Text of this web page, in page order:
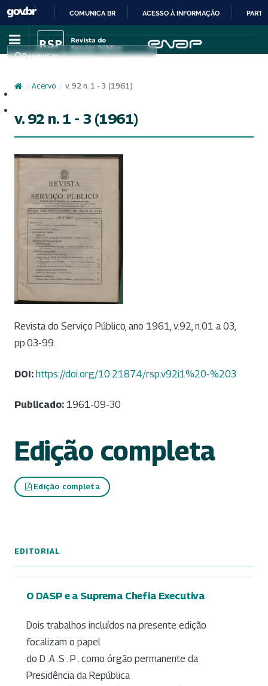
IR
PARA
COMUNICA BR ACESSO À INFORMAÇÃO
Pesquisar
/ Acervo / v. 92 n. 1 - 3 (1961)
v. 92 n. 1 - 3 (1961)
Revista do Serviço Público, ano 1961, v.92, n.01 a 03,
pp.03-99.
DOI: https://doi.org/10.21874/rsp.v92i1%20-%203
Publicado: 1961-09-30
Edição completa
Edição completa
EDITORIAL
O DASP e a Suprema Chefia Executiva
Dois trabalhos incluídos na presente edição
focalizam o papel
do D .A .S . P . como órgão permanente da
Presidência da República